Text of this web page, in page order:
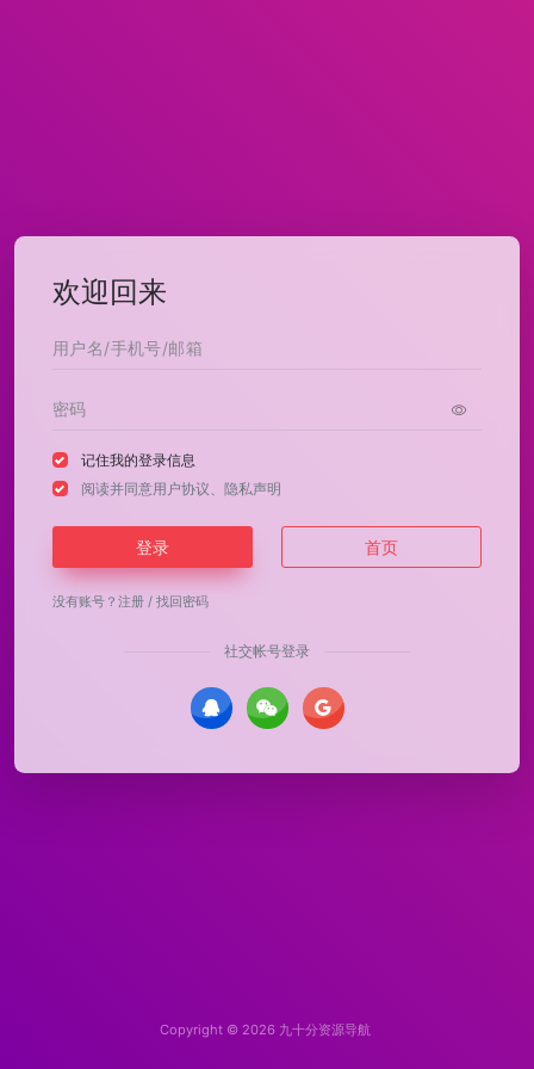
欢迎回来
记住我的登录信息
阅读并同意用户协议 隐私声明
登录 首页
没有账号？ 注册 / 找回密码
社交帐号登录
Copyright © 2026 九十分资源导航